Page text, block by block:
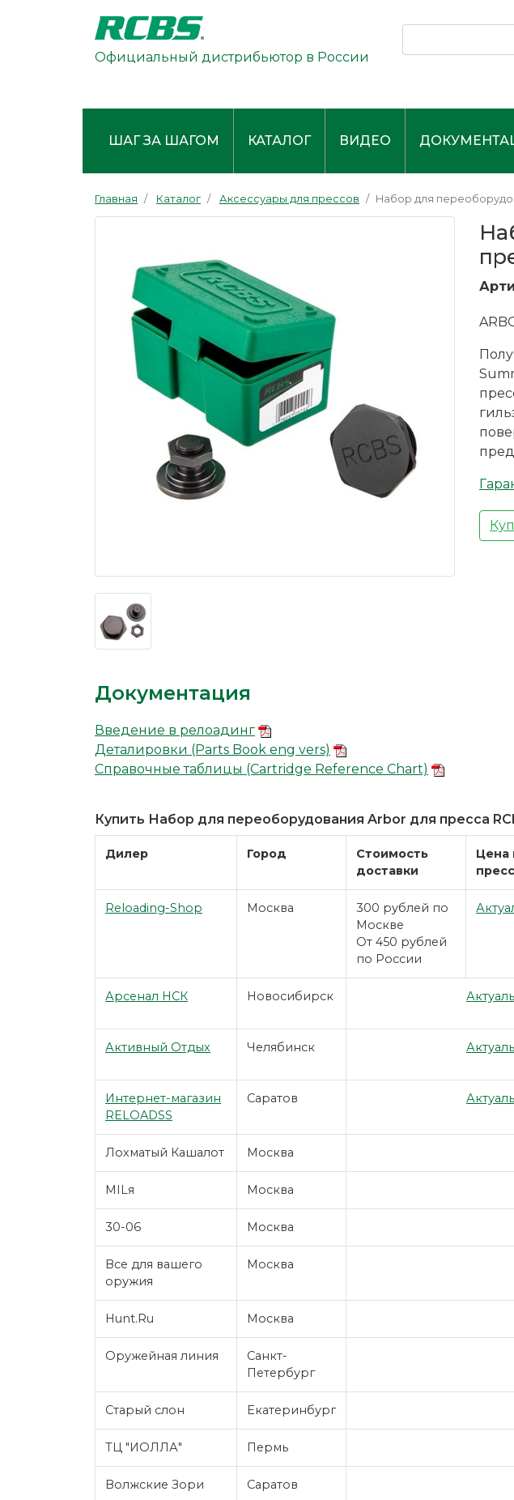
Официальный дистрибьютор в России
ШАГ ЗА ШАГОМ КАТАЛОГ ВИДЕО
Главная Каталог Аксессуары для прессов Набор для
Документация
Введение в релоадинг
Деталировки (Parts Book eng vers)
Справочные таблицы (Cartridge Reference Chart)
Купить Набор для переоборудования Arbor для пресса
Дилер Город
Стоимость
доставки
Цена
Reloading-Shop Москва
300 рублей по
Москве
От 450 рублей
по России
Арсенал НСК Новосибирск
Активный Отдых Челябинск
Интернет-магазин
RELOADSS
Саратов
Лохматый Кашалот Москва
MILя Москва
30-06 Москва
Все для вашего
оружия
Москва
Hunt.Ru Москва
Оружейная линия
Санкт-
Петербург
Старый слон Екатеринбург
ТЦ "ИОЛЛА" Пермь
Волжские Зори Саратов